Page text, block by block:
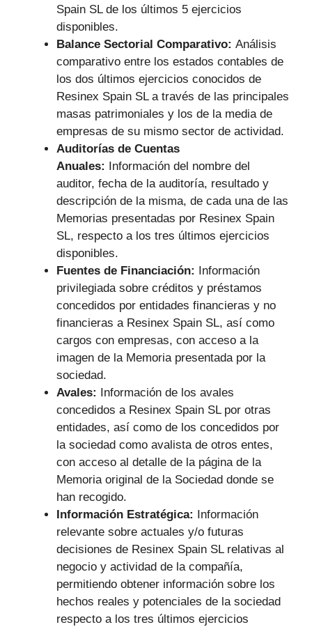
Spain SL de los últimos 5 ejercicios
disponibles.
Balance Sectorial Comparativo: Análisis
comparativo entre los estados contables de
los dos últimos ejercicios conocidos de
Resinex Spain SL a través de las principales
masas patrimoniales y los de la media de
empresas de su mismo sector de actividad.
Auditorías de Cuentas
Anuales: Información del nombre del
auditor, fecha de la auditoría, resultado y
descripción de la misma, de cada una de las
Memorias presentadas por Resinex Spain
SL, respecto a los tres últimos ejercicios
disponibles.
Fuentes de Financiación: Información
privilegiada sobre créditos y préstamos
concedidos por entidades financieras y no
financieras a Resinex Spain SL, así como
cargos con empresas, con acceso a la
imagen de la Memoria presentada por la
sociedad.
Avales: Información de los avales
concedidos a Resinex Spain SL por otras
entidades, así como de los concedidos por
la sociedad como avalista de otros entes,
con acceso al detalle de la página de la
Memoria original de la Sociedad donde se
han recogido.
Información Estratégica: Información
relevante sobre actuales y/o futuras
decisiones de Resinex Spain SL relativas al
negocio y actividad de la compañía,
permitiendo obtener información sobre los
hechos reales y potenciales de la sociedad
respecto a los tres últimos ejercicios